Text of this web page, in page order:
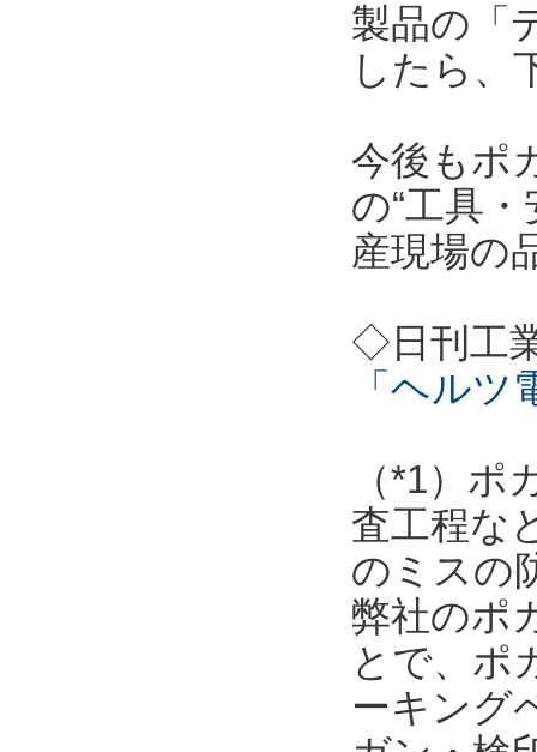
製品の「
したら、
今後もポ
の“工具
産現場の
◇日刊工
「ヘル
（*1）
査工程な
のミスの
弊社のポ
とで、ポ
ーキング